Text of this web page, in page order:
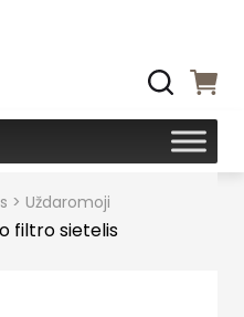
> Uždaromoji
filtro sietelis